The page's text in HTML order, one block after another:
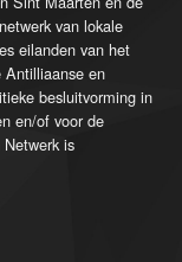
van lokale
eilanden van het
Antilliaanse en
besluitvorming in
en/of voor de
is